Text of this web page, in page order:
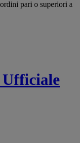
pari o superiori a